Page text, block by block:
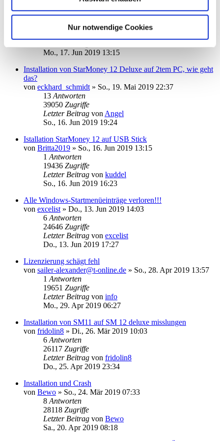
Nur notwendige Cookies
Daten (Flat)
vontokos»Sa., 15. Jun 2019 10:37
Antworten
Mo., 17. Jun 2019 13:15
Installation von StarMoney 12 Deluxe auf 2tem PC, wie geht
das?
von eckhard_schmidt » So., 19. Mai 2019 22:37
13 Antworten
39050 Zugriffe
Letzter Beitrag von Angel
So., 16. Jun 2019 19:24
Istallation StarMoney 12 auf USB Stick
von Britta2019 » So., 16. Jun 2019 13:15
1 Antworten
19436 Zugriffe
Letzter Beitrag von kuddel
So., 16. Jun 2019 16:23
Alle Windows-Startmenüeinträge verloren!!!
von excelist » Do., 13. Jun 2019 14:03
6 Antworten
24646 Zugriffe
Letzter Beitrag von excelist
Do., 13. Jun 2019 17:27
Lizenzierung schägt fehl
von sailer-alexander@t-online.de » So., 28. Apr 2019 13:57
1 Antworten
19651 Zugriffe
Letzter Beitrag von info
Mo., 29. Apr 2019 06:27
Installation von SM11 auf SM 12 deluxe misslungen
von fridolin8 » Di., 26. Mär 2019 10:03
6 Antworten
26117 Zugriffe
Letzter Beitrag von fridolin8
Do., 25. Apr 2019 23:34
Installation und Crash
von Bewo » So., 24. Mär 2019 07:33
8 Antworten
28118 Zugriffe
Letzter Beitrag von Bewo
Sa., 20. Apr 2019 08:18